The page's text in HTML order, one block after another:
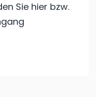
Sie hier bzw.